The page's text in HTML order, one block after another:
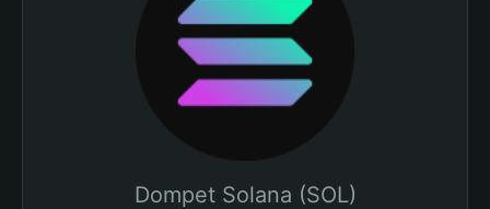
Dompet Solana (SOL)